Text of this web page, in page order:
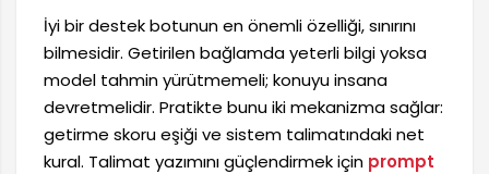
İyi bir destek botunun en önemli özelliği, sınırını
bilmesidir. Getirilen bağlamda yeterli bilgi yoksa
model tahmin yürütmemeli; konuyu insana
devretmelidir. Pratikte bunu iki mekanizma sağlar:
getirme skoru eşiği ve sistem talimatındaki net
kural. Talimat yazımını güçlendirmek için prompt